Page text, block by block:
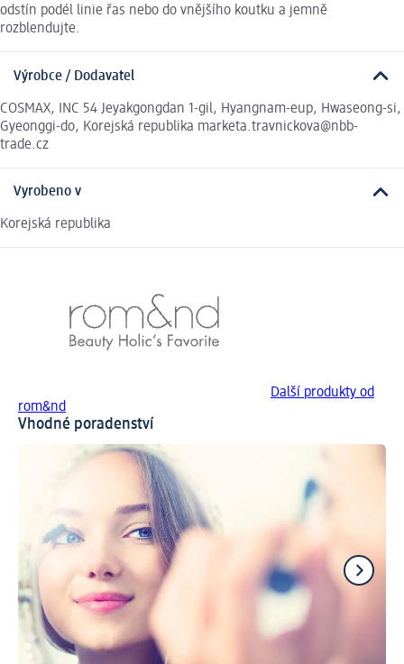
odstín podél linie řas nebo do vnějšího koutku a jemně
rozblendujte.
Výrobce / Dodavatel
COSMAX, INC 54 Jeyakgongdan 1-gil, Hyangnam-eup, Hwaseong-si,
Gyeonggi-do, Korejská republika marketa.travnickova@nbb-
trade.cz
Vyrobeno v
Korejská republika
Další produkty od
rom&nd
Vhodné poradenství